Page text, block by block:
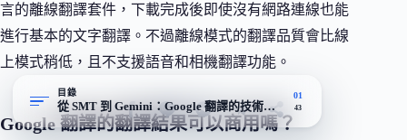
言的離線翻譯套件，下載完成後即使沒有網路連線也能
進行基本的文字翻譯。不過離線模式的翻譯品質會比線
上模式稍低，且不支援語音和相機翻譯功能。
Google 翻譯的翻譯結果可以商用嗎？
目錄
從 SMT 到 Gemini：Google 翻譯的技術換檔
01
43